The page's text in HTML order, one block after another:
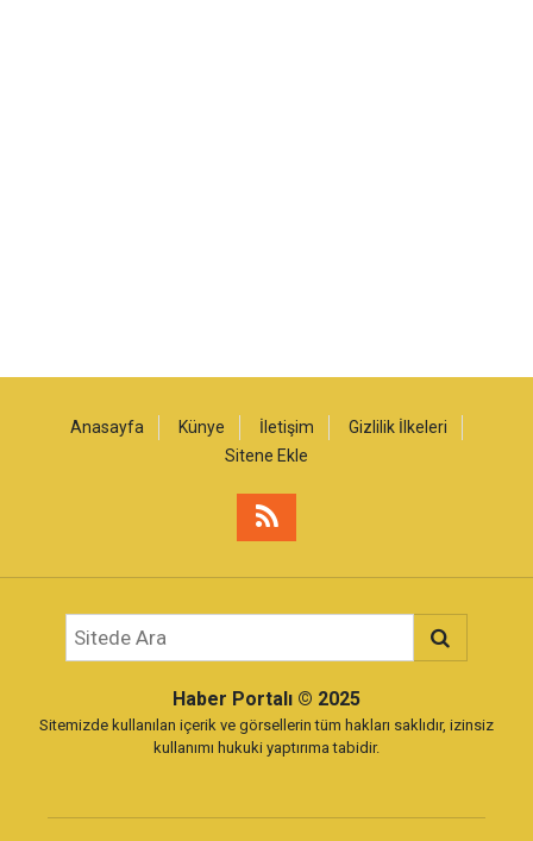
Anasayfa Künye İletişim
Gizlilik İlkeleri
Sitene Ekle
Haber Portalı © 2025
Sitemizde kullanılan içerik ve görsellerin tüm hakları saklıdır, izinsiz
kullanımı hukuki yaptırıma tabidir.